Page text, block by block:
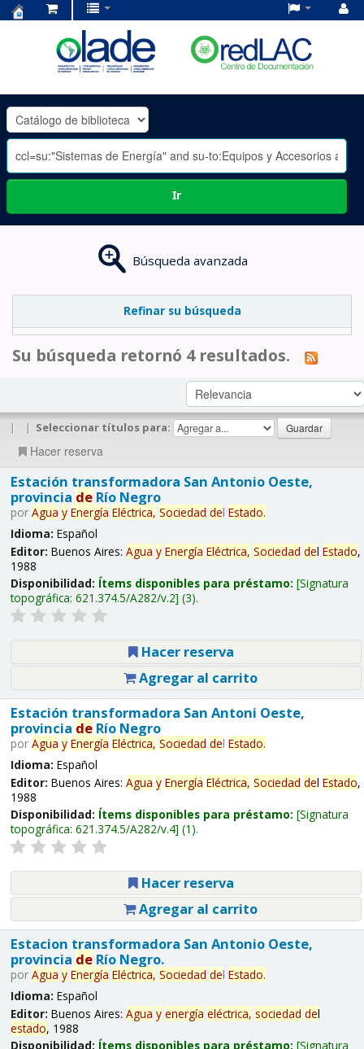
OLADE
-
Ir
Búsqueda avanzada
Refinar su búsqueda
Su búsqueda retornó 4 resultados.
| | Seleccionar títulos para:
Hacer reserva
Estación transformadora San Antonio Oeste,
provincia deRío Negro
por Agua y Energía Eléctrica, Sociedad del Estado.
Idioma: Español
Editor: Buenos Aires: Agua y Energía Eléctrica, Sociedad del Estado,
1988
Disponibilidad: Ítems disponibles para préstamo: Signatura
topográfica: 621.374.5/A282/v.2 (3).
Hacer reserva
Agregar al carrito
Estación transformadora San Antoni Oeste,
provincia deRío Negro
por Agua y Energía Eléctrica, Sociedad del Estado.
Idioma: Español
Editor: Buenos Aires: Agua y Energía Eléctrica, Sociedad del Estado,
1988
Disponibilidad: Ítems disponibles para préstamo: Signatura
topográfica: 621.374.5/A282/v.4 (1).
Hacer reserva
Agregar al carrito
Estacion transformadora San Antonio Oeste,
provincia deRío Negro.
por Agua y Energía Eléctrica, Sociedad del Estado.
Idioma: Español
Editor: Buenos Aires: Agua y energía eléctrica, sociedad del
estado, 1988
Disponibilidad: Ítems disponibles para préstamo: Signatura